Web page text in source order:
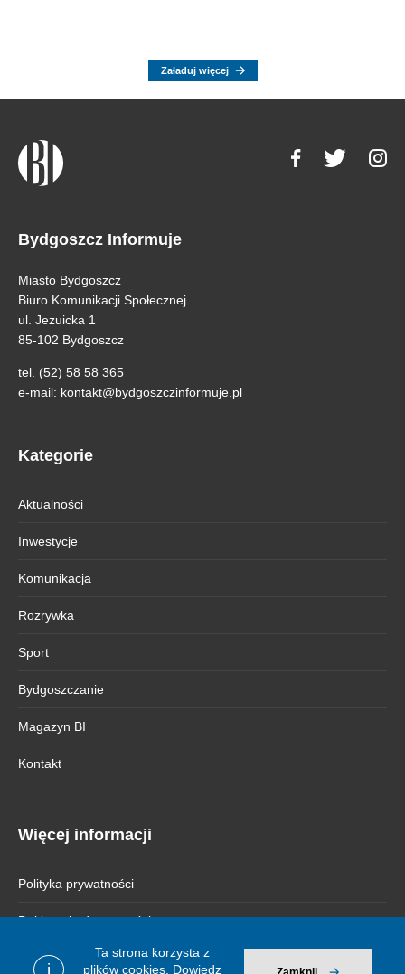
i
Ta strona korzysta z
plików cookies. Dowiedz
Załaduj więcej
Bydgoszcz Informuje
Miasto Bydgoszcz
Biuro Komunikacji Społecznej
ul. Jezuicka 1
85-102 Bydgoszcz
tel. (52) 58 58 365
e-mail: kontakt@bydgoszczinformuje.pl
Kategorie
Aktualności
Inwestycje
Komunikacja
Rozrywka
Sport
Bydgoszczanie
Magazyn BI
Kontakt
Więcej informacji
Polityka prywatności
Deklaracja dostępności